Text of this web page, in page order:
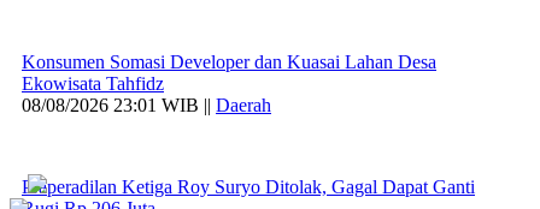
Konsumen Somasi Developer dan Kuasai Lahan Desa
Ekowisata Tahfidz
08/08/2026 23:01 WIB || Daerah
Praperadilan Ketiga Roy Suryo Ditolak, Gagal Dapat Ganti